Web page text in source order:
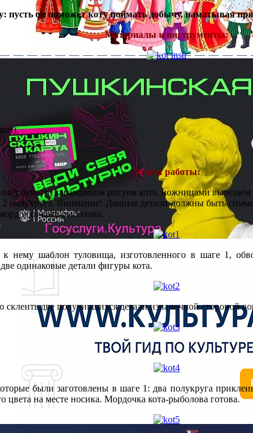
он поможет коту поймать добычу, наматывая
Материалы и инструменты:
Этапы работы:
бумаги, карандашом рисуем кота, ножницами
2 полукруга. Внимание! Данные детали должны быть
кота-рыболова.
к нему шаблон туловища, изготовленного в шаге 1,
одинаковые детали фигуры кота.
две получившихся детали изнаночной стороной
были заготовлены в шаге 1: два полукруга
цвета на месте носика. Мордочка кота-рыболова готова.